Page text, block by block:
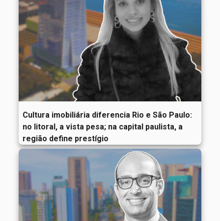
Cultura imobiliária diferencia Rio e São Paulo:
no litoral, a vista pesa; na capital paulista, a
região define prestígio